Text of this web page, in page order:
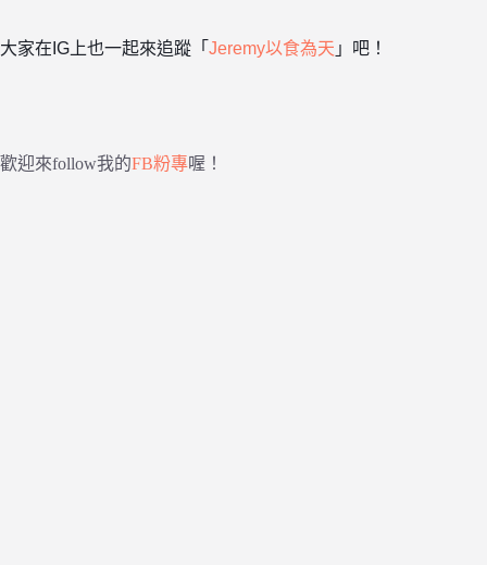
大家在IG上也一起來追蹤「 Jeremy以食為天 」吧！
歡迎來follow我的FB粉專喔！